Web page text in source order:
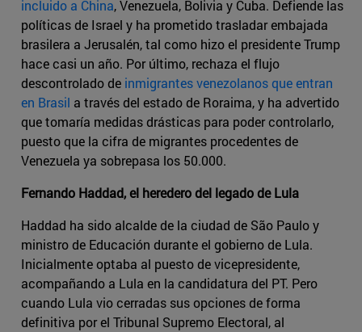
incluido a China, Venezuela, Bolivia y Cuba. Defiende las
políticas de Israel y ha prometido trasladar embajada
brasilera a Jerusalén, tal como hizo el presidente Trump
hace casi un año. Por último, rechaza el flujo
descontrolado de inmigrantes venezolanos que entran
en Brasil a través del estado de Roraima, y ha advertido
que tomaría medidas drásticas para poder controlarlo,
puesto que la cifra de migrantes procedentes de
Venezuela ya sobrepasa los 50.000.
Fernando Haddad, el heredero del legado de Lula
Haddad ha sido alcalde de la ciudad de São Paulo y
ministro de Educación durante el gobierno de Lula.
Inicialmente optaba al puesto de vicepresidente,
acompañando a Lula en la candidatura del PT. Pero
cuando Lula vio cerradas sus opciones de forma
definitiva por el Tribunal Supremo Electoral, al